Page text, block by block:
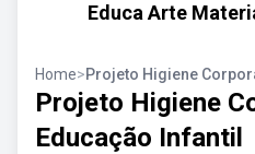
Educa Arte
Home>Projeto Higiene
Projeto Higiene
Educação Infantil